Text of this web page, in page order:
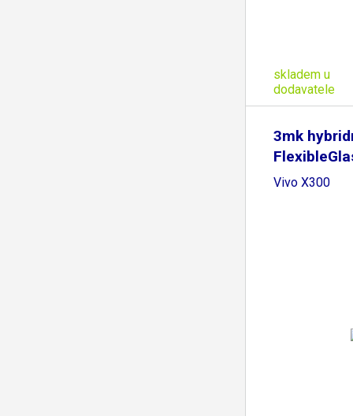
skladem u
dodavatele
3mk
Vivo X300